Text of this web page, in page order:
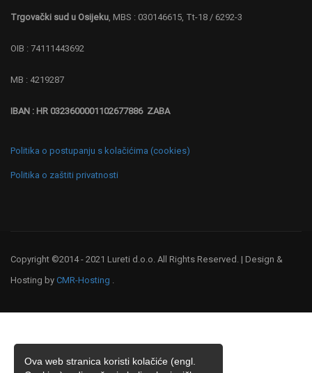
Trgovački sud u Osijeku, MBS : 030146615, Tt-18 / 6292-3
OIB : 74111443692
MB : 4219287
IBAN : HR 0323600001102677886 ZABA
Politika o postupanju s kolačićima (cookies)
Politika o zaštiti privatnosti
Copyright ©2014 - 2021 Lureti d.o.o. All Rights Reserved. | Design &
Hosting by CMR-Hosting .
Ova web stranica koristi kolačiće (engl.